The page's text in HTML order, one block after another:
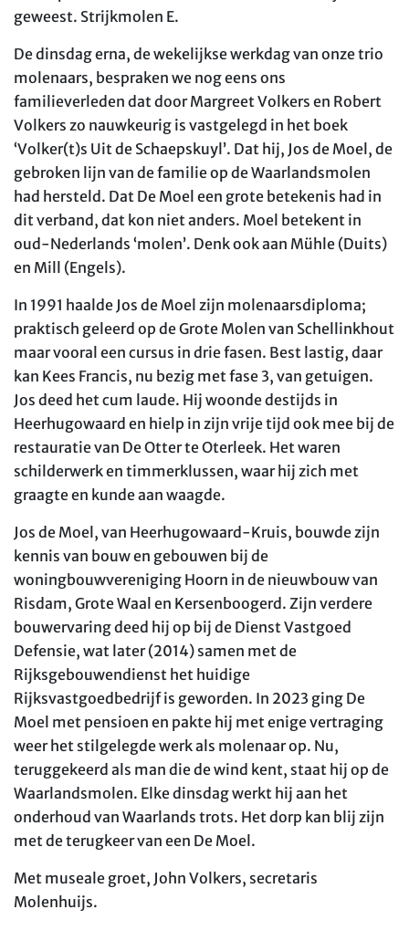
geweest. Strijkmolen E.
De dinsdag erna, de wekelijkse werkdag van onze trio
molenaars, bespraken we nog eens ons
familieverleden dat door Margreet Volkers en Robert
Volkers zo nauwkeurig is vastgelegd in het boek
‘Volker(t)s Uit de Schaepskuyl’. Dat hij, Jos de Moel, de
gebroken lijn van de familie op de Waarlandsmolen
had hersteld. Dat De Moel een grote betekenis had in
dit verband, dat kon niet anders. Moel betekent in
oud-Nederlands ‘molen’. Denk ook aan Mühle (Duits)
en Mill (Engels).
In 1991 haalde Jos de Moel zijn molenaarsdiploma;
praktisch geleerd op de Grote Molen van Schellinkhout
maar vooral een cursus in drie fasen. Best lastig, daar
kan Kees Francis, nu bezig met fase 3, van getuigen.
Jos deed het cum laude. Hij woonde destijds in
Heerhugowaard en hielp in zijn vrije tijd ook mee bij de
restauratie van De Otter te Oterleek. Het waren
schilderwerk en timmerklussen, waar hij zich met
graagte en kunde aan waagde.
Jos de Moel, van Heerhugowaard-Kruis, bouwde zijn
kennis van bouw en gebouwen bij de
woningbouwvereniging Hoorn in de nieuwbouw van
Risdam, Grote Waal en Kersenboogerd. Zijn verdere
bouwervaring deed hij op bij de Dienst Vastgoed
Defensie, wat later (2014) samen met de
Rijksgebouwendienst het huidige
Rijksvastgoedbedrijf is geworden. In 2023 ging De
Moel met pensioen en pakte hij met enige vertraging
weer het stilgelegde werk als molenaar op. Nu,
teruggekeerd als man die de wind kent, staat hij op de
Waarlandsmolen. Elke dinsdag werkt hij aan het
onderhoud van Waarlands trots. Het dorp kan blij zijn
met de terugkeer van een De Moel.
Met museale groet, John Volkers, secretaris
Molenhuijs.